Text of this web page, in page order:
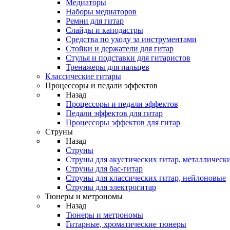
Медиаторы
Наборы медиаторов
Ремни для гитар
Слайды и каподастры
Средства по уходу за инструментами
Стойки и держатели для гитар
Стулья и подставки для гитаристов
Тренажеры для пальцев
Классические гитары
Процессоры и педали эффектов
Назад
Процессоры и педали эффектов
Педали эффектов для гитар
Процессоры эффектов для гитар
Струны
Назад
Струны
Струны для акустических гитар,
Струны для бас-гитар
Струны для классических гитар, нейлоновые
Струны для электрогитар
Тюнеры и метрономы
Назад
Тюнеры и метрономы
Гитарные, хроматические тюнеры